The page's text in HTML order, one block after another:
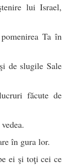
lui Israel,
Ta în
de slugile Sale
făcute de
în gura lor.
ei şi toţi cei ce